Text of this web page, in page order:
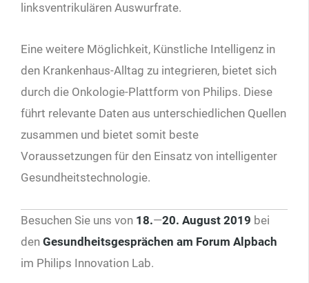
linksventrikulären Auswurfrate.
Eine weitere Möglichkeit, Künstliche Intelligenz in
den Krankenhaus-Alltag zu integrieren, bietet sich
durch die Onkologie-Plattform von Philips. Diese
führt relevante Daten aus unterschiedlichen Quellen
zusammen und bietet somit beste
Voraussetzungen für den Einsatz von intelligenter
Gesundheits­technologie.
Besuchen Sie uns von 18.—20. August 2019 bei
den Gesundheitsgesprächen am Forum Alpbach
im Philips Innovation Lab.